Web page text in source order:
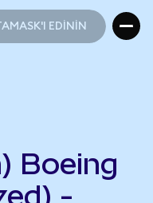
EDİNİN
Boeing
-